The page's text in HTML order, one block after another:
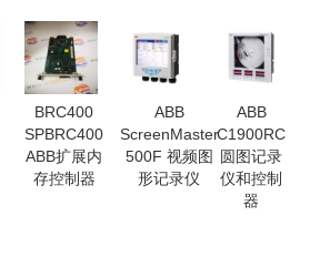
BRC400
SPBRC400
ABB扩展内
存控制器
ABB
ScreenMaster
500F 视频图
形记录仪
ABB
C1900RC
圆图记录
仪和控制
器